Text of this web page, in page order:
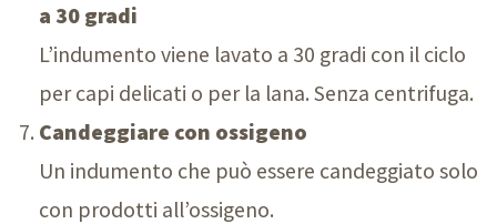
a 30 gradi
L’indumento viene lavato a 30 gradi con il ciclo
per capi delicati o per la lana. Senza centrifuga.
Candeggiare con ossigeno
Un indumento che può essere candeggiato solo
con prodotti all’ossigeno.